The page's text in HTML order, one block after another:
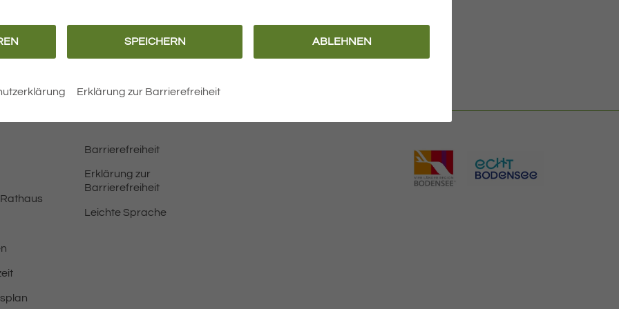
Barrierefreiheit
Erklärung zur
Barrierefreiheit
Leichte Sprache
SPEICHERN ABLEHNEN
Erklärung zur Barrierefreiheit